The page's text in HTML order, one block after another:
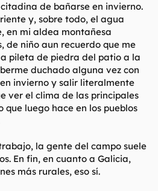
de bañarse en invierno.
y, sobre todo, el agua
en mi aldea montañesa
de niño aun recuerdo que me
pileta de piedra del patio a la
duchado alguna vez con
invierno y salir literalmente
ver el clima de las principales
luego hace en los pueblos
la gente del campo suele
En fin, en cuanto a Galicia,
más rurales, eso sí.